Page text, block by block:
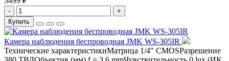
-
+
Купить
Камера наблюдения беспроводная JMK WS-305IR
Технические характеристикиМатрица 1/4" CMOSРазрешение